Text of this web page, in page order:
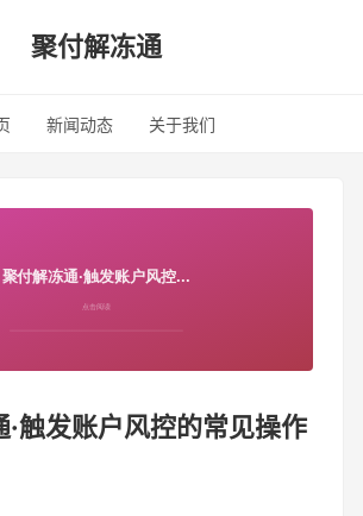
聚付解冻通
新闻动态 关于我们
·触发账户风控的常见操作